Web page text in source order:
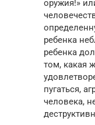
оружия!»
ребенка
ребенка
том, какая
пугаться,
человека,